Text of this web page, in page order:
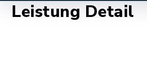
Leistung Detail